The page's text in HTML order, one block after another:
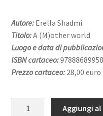
Autore: Erella Shadmi
Titolo:A (M)other world
Luogo e data di
ISBN cartaceo:
Prezzo cartaceo:28,00 euro
Aggiungi